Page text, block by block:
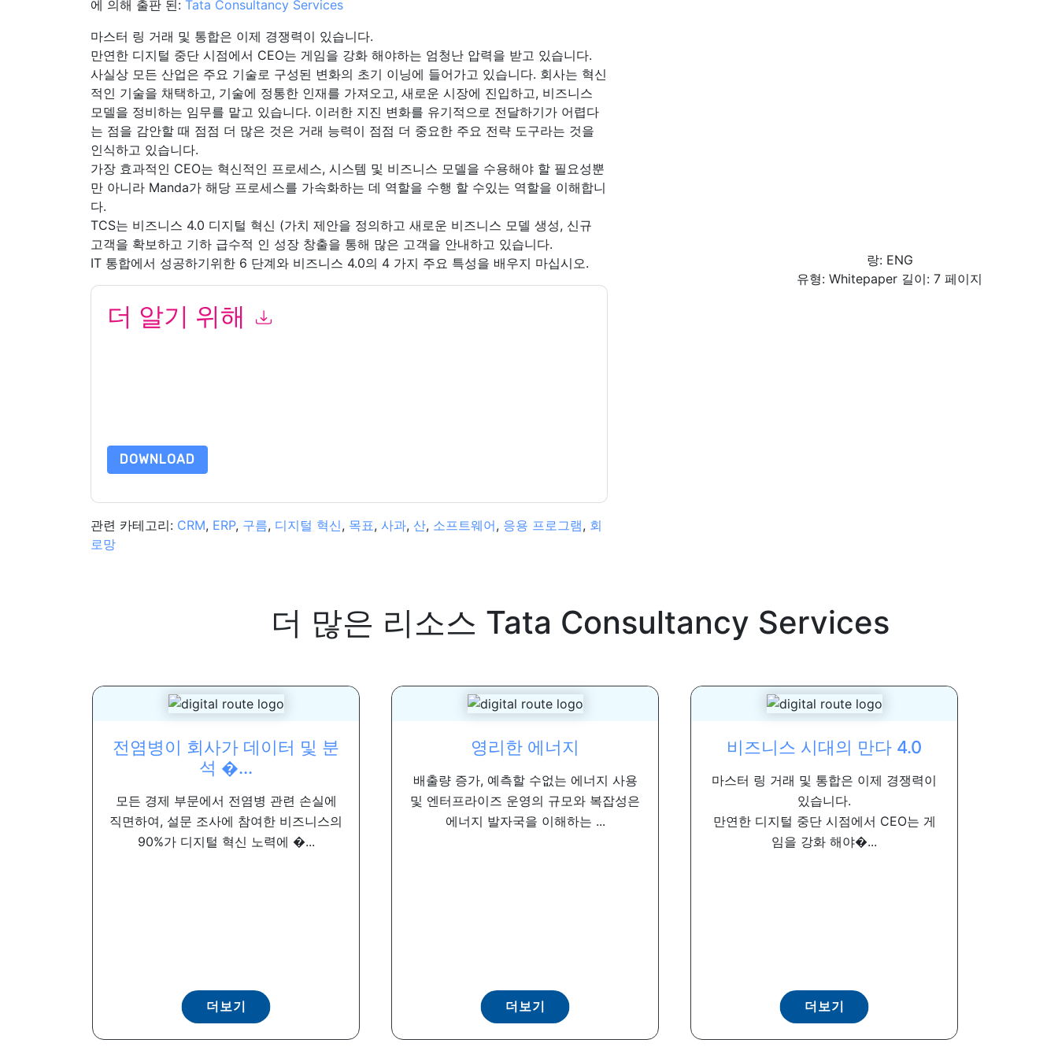
에 의해 출판 된: Tata Consultancy Services
마스터 링 거래 및 통합은 이제 경쟁력이 있습니다.
만연한 디지털 중단 시점에서 CEO는 게임을 강화 해야하는 엄청난 압력을 받고 있습니다.
사실상 모든 산업은 주요 기술로 구성된 변화의 초기 이닝에 들어가고 있습니다. 회사는 혁신
적인 기술을 채택하고, 기술에 정통한 인재를 가져오고, 새로운 시장에 진입하고, 비즈니스
모델을 정비하는 임무를 맡고 있습니다. 이러한 지진 변화를 유기적으로 전달하기가 어렵다
는 점을 감안할 때 점점 더 많은 것은 거래 능력이 점점 더 중요한 주요 전략 도구라는 것을
인식하고 있습니다.
가장 효과적인 CEO는 혁신적인 프로세스, 시스템 및 비즈니스 모델을 수용해야 할 필요성뿐
만 아니라 Manda가 해당 프로세스를 가속화하는 데 역할을 수행 할 수있는 역할을 이해합니
다.
TCS는 비즈니스 4.0 디지털 혁신 (가치 제안을 정의하고 새로운 비즈니스 모델 생성, 신규
고객을 확보하고 기하 급수적 인 성장 창출을 통해 많은 고객을 안내하고 있습니다.
IT 통합에서 성공하기위한 6 단계와 비즈니스 4.0의 4 가지 주요 특성을 배우지 마십시오.
더 알기 위해
DOWNLOAD
관련 카테고리: CRM, ERP, 구름, 디지털 혁신, 목표, 사과, 산, 소프트웨어, 응용 프로그램, 회
로망
랑: ENG
유형: Whitepaper 길이: 7 페이지
더 많은 리소스 Tata Consultancy Services
전염병이 회사가 데이터 및 분
석 �...
모든 경제 부문에서 전염병 관련 손실에
직면하여, 설문 조사에 참여한 비즈니스의
90%가 디지털 혁신 노력에 �...
더보기
영리한 에너지
배출량 증가, 예측할 수없는 에너지 사용
및 엔터프라이즈 운영의 규모와 복잡성은
에너지 발자국을 이해하는 ...
더보기
비즈니스 시대의 만다 4.0
마스터 링 거래 및 통합은 이제 경쟁력이
있습니다.
만연한 디지털 중단 시점에서 CEO는 게
임을 강화 해야�...
더보기